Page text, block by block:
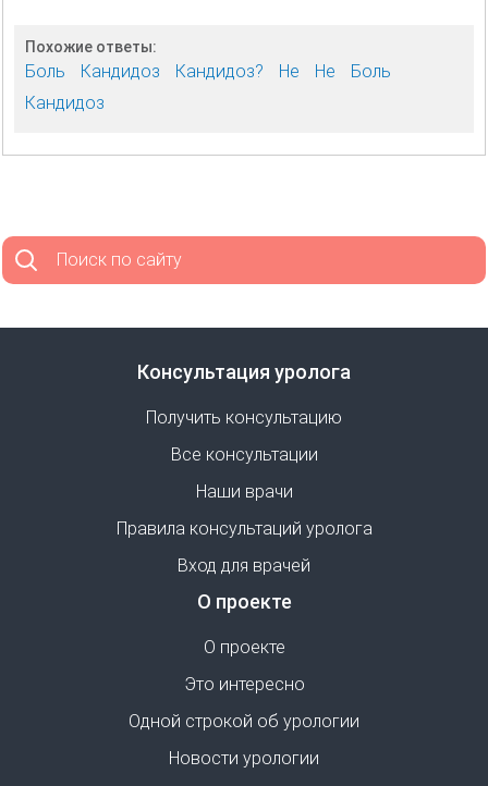
Похожие ответы:
Боль Кандидоз Кандидоз? Не Не
Боль
Кандидоз
Поиск по сайту
Консультация уролога
Получить консультацию
Все консультации
Наши врачи
Правила консультаций уролога
Вход для врачей
О проекте
О проекте
Это интересно
Одной строкой об урологии
Новости урологии